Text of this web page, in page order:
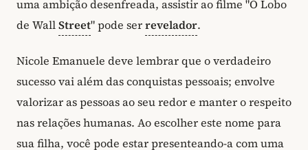
uma ambição desenfreada, assistir ao filme "O Lobo
de WallStreet" pode serrevelador.
Nicole Emanuele deve lembrar que o verdadeiro
sucesso vai além das conquistas pessoais; envolve
valorizar as pessoas ao seu redor e manter o respeito
nas relações humanas. Ao escolher este nome para
sua filha, você pode estar presenteando-a com uma